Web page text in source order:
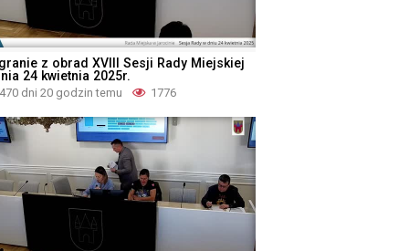
z obrad XVIII Sesji Rady Miejskiej
24 kwietnia 2025r.
470 dni 20 godzin temu 1776